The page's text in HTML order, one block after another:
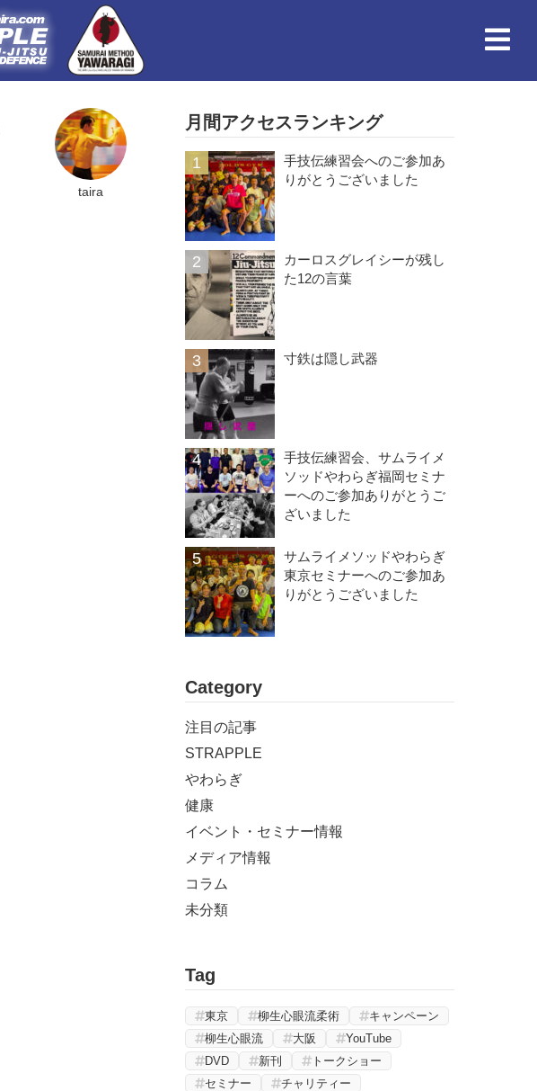
taira
月間アクセスランキング
手技伝練習会へのご参加あ
りがとうございました
カーロスグレイシーが残し
た12の言葉
寸鉄は隠し武器
手技伝練習会、サムライメ
ソッドやわらぎ福岡セミナ
ーへのご参加ありがとうご
ざいました
サムライメソッドやわらぎ
東京セミナーへのご参加あ
りがとうございました
Category
注目の記事
STRAPPLE
やわらぎ
健康
イベント・セミナー情報
メディア情報
コラム
未分類
Tag
東京 柳生心眼流柔術
キャンペーン
柳生心眼流
大阪
YouTube
DVD
新刊
トークショー
セミナー
チャリティー